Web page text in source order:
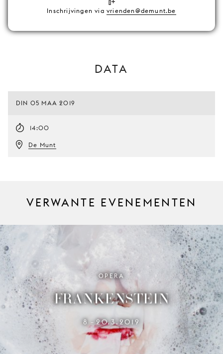
Inschrijvingen viavrienden@demunt.be
DATA
DIN 05 MAA 2019
14:00
De Munt
VERWANTE EVENEMENTEN
OPERA
FRANKENSTEIN
8 – 20.3.2019